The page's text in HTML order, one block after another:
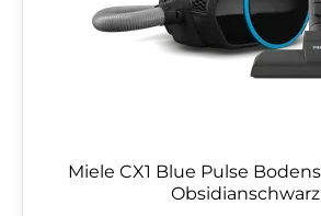
Miele CX1 Blue Pulse Bodenstaubsauger
Obsidianschwarz